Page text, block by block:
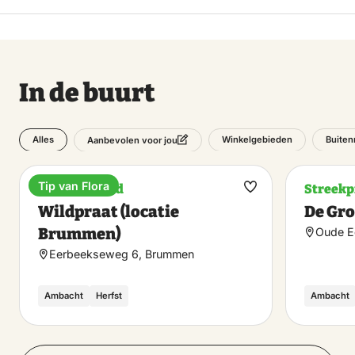
In de buurt
Alles Aanbevolen voor jou Winkelgebieden
Natuurgebied
Wildpraat (locatie
Brummen)
Eerbeekseweg 6, Brummen
Ambacht Herfst
Tip van Flora
Maak
De
Oude
Ambacht